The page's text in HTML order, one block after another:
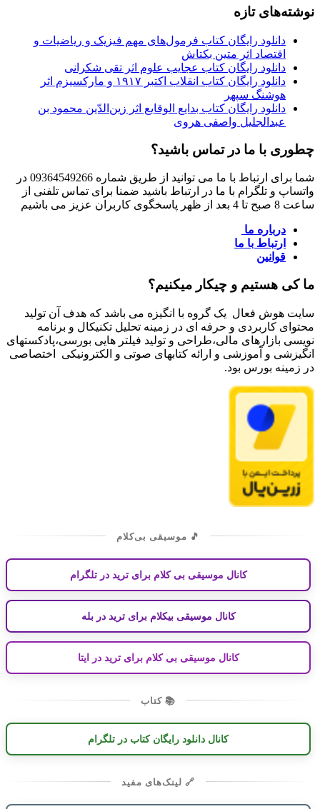
نوشته‌های تازه
دانلود رایگان کتاب فرمول‌های مهم فیزیک و ریاضیات و
اقتصاد اثر متین بکتاش
دانلود رایگان کتاب عجایب علوم اثر تقی شکرانی
دانلود رایگان کتاب انقلاب اکتبر ۱۹۱۷ و مارکسیزم اثر
هوشنگ سپهر
دانلود رایگان کتاب بدایع الوقایع اثر زین‌الدّین محمود بن
عبدالجلیل واصفی هروی
چطوری با ما در تماس باشید؟
شما برای ارتباط با ما می توانید از طریق شماره 09364549266 در
واتساپ و تلگرام با ما در ارتباط باشید ضمنا برای تماس تلفنی از
ساعت 8 صبح تا 4 بعد از ظهر پاسخگوی کاربران عزیز می باشیم
درباره ما
ارتباط با ما
قوانین
ما کی هستیم و چیکار میکنیم؟
سایت هوش فعال یک گروه با انگیزه می باشد که هدف آن تولید
محتوای کاربردی و حرفه ای در زمینه تحلیل تکنیکال و برنامه
نویسی بازارهای مالی،طراحی و تولید فیلتر هایی بورسی،پادکستهای
انگیزشی و آموزشی و ارائه کتابهای صوتی و الکترونیکی اختصاصی
در زمینه بورس بود.
🎵 موسیقی بی‌کلام
کانال موسیقی بی کلام برای ترید در تلگرام
کانال موسیقی بیکلام برای ترید در بله
کانال موسیقی بی کلام برای ترید در ایتا
📚 کتاب
کانال دانلود رایگان کتاب در تلگرام
🔗 لینک‌های مفید